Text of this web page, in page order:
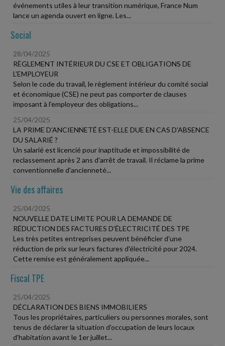
événements utiles à leur transition numérique, France Num
lance un agenda ouvert en ligne. Les...
Social
28/04/2025
RÈGLEMENT INTÉRIEUR DU CSE ET OBLIGATIONS DE
L'EMPLOYEUR
Selon le code du travail, le règlement intérieur du comité social
et économique (CSE) ne peut pas comporter de clauses
imposant à l'employeur des obligations...
25/04/2025
LA PRIME D'ANCIENNETÉ EST-ELLE DUE EN CAS D'ABSENCE
DU SALARIÉ ?
Un salarié est licencié pour inaptitude et impossibilité de
reclassement après 2 ans d'arrêt de travail. Il réclame la prime
conventionnelle d'ancienneté...
Vie des affaires
25/04/2025
NOUVELLE DATE LIMITE POUR LA DEMANDE DE
RÉDUCTION DES FACTURES D'ÉLECTRICITÉ DES TPE
Les très petites entreprises peuvent bénéficier d'une
réduction de prix sur leurs factures d'électricité pour 2024.
Cette remise est généralement appliquée...
Fiscal TPE
25/04/2025
DÉCLARATION DES BIENS IMMOBILIERS
Tous les propriétaires, particuliers ou personnes morales, sont
tenus de déclarer la situation d'occupation de leurs locaux
d'habitation avant le 1er juillet...